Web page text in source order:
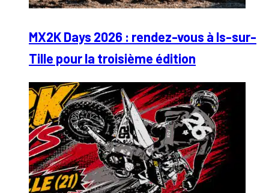
MX2K Days 2026 : rendez-vous à Is-sur-
Tille pour la troisième édition